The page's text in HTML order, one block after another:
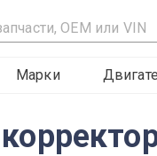
Марки